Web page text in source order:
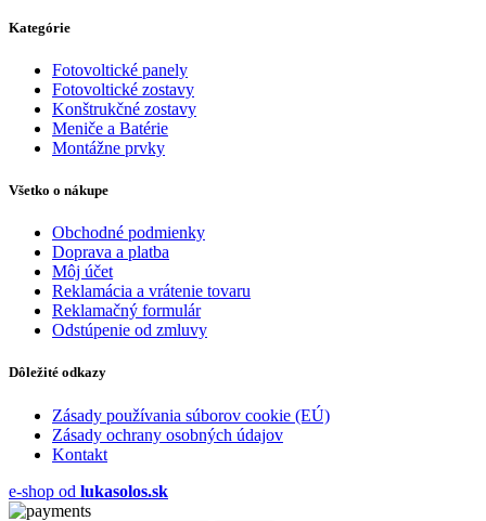
Kategórie
Fotovoltické panely
Fotovoltické zostavy
Konštrukčné zostavy
Meniče a Batérie
Montážne prvky
Všetko o nákupe
Obchodné podmienky
Doprava a platba
Môj účet
Reklamácia a vrátenie tovaru
Reklamačný formulár
Odstúpenie od zmluvy
Dôležité odkazy
Zásady používania súborov cookie (EÚ)
Zásady ochrany osobných údajov
Kontakt
e-shop od lukasolos.sk